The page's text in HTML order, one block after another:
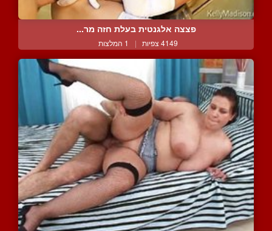
פצצה אלגנטית בעלת חזה מר...
4149 צפיות | 1 המלצות